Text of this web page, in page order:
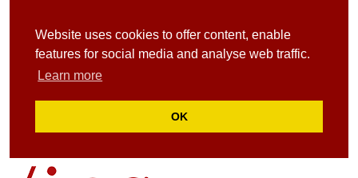
Website uses cookies to offer content, enable
features for social media and analyse web traffic.
Learn more
OK